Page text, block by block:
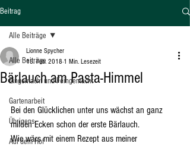
Beitrag
Alle Beiträge
Eingemacht und Feingemacht
Gartenarbeit
Übrigens
Auf dem Hof
Alle Beiträge
Bärlauch am Pasta-Himmel
Lionne Spycher
15. Feb. 2018 1 Min. Lesezeit
Bei den Glücklichen unter uns wächst an ganz
milden Ecken schon der erste Bärlauch.
Wie wärs mit einem Rezept aus meiner